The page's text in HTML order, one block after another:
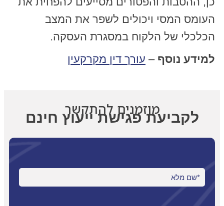
העומס המסי ויכולים לשפר את המצב
הכלכלי של הלקוח במסגרת העסקה.
למידע נוסף – עורך דין מקרקעין
מוזמנים להתקשר
לקביעת פגישת ייעוץ חינם